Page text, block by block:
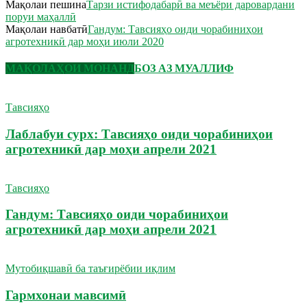
Мақолаи пешинаТарзи истифодабарӣ ва меъёри даровардани
поруи маҳаллӣ
Мақолаи навбатӣГандум: Тавсияҳо оиди чорабиниҳои
агротехникӣ дар моҳи июли 2020
МАҚОЛАҲОИ МОНАНДБОЗ АЗ МУАЛЛИФ
Тавсияҳо
Лаблабуи сурх: Тавсияҳо оиди чорабиниҳои
агротехникӣ дар моҳи апрели 2021
Тавсияҳо
Гандум: Тавсияҳо оиди чорабиниҳои
агротехникӣ дар моҳи апрели 2021
Мутобиқшавӣ ба таъғирёбии иқлим
Гармхонаи мавсимӣ